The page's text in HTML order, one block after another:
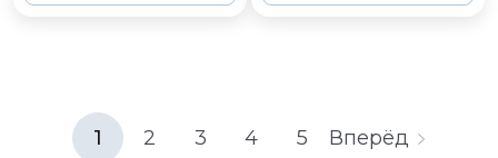
1 2 3 4 5 Вперёд